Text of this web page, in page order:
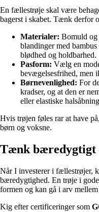
En fællestrøje skal være
bagerst i skabet. Tænk derfor
Materialer: Bomuld og
blandinger med
blødhed og holdbarhed.
Pasform: Vælg en
bevægelsesfrihed, men
Børnevenlighed: For
kradser, og at den er
eller elastiske
Hvis trøjen føles rar at have
børn og voksne.
Tænk bæredygtigt
Når I investerer i fællestrøjer,
bæredygtighed. En trøje i
formen og kan gå i arv mellem
Kig efter certificeringer som